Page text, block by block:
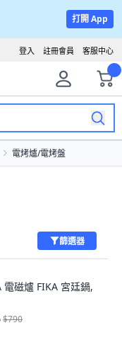
打開 App
客服中心
註冊會員
登入
電烤爐/電烤盤
篩選器
電磁爐 FIKA 宮廷鍋,
$790